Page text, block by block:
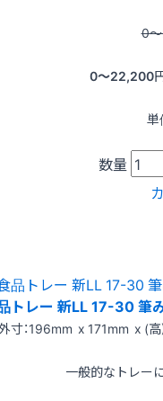
0
0〜22,200
単
数量
トレー 新LL 17-30
寸：196mm x 171mm x (
一般的なトレー